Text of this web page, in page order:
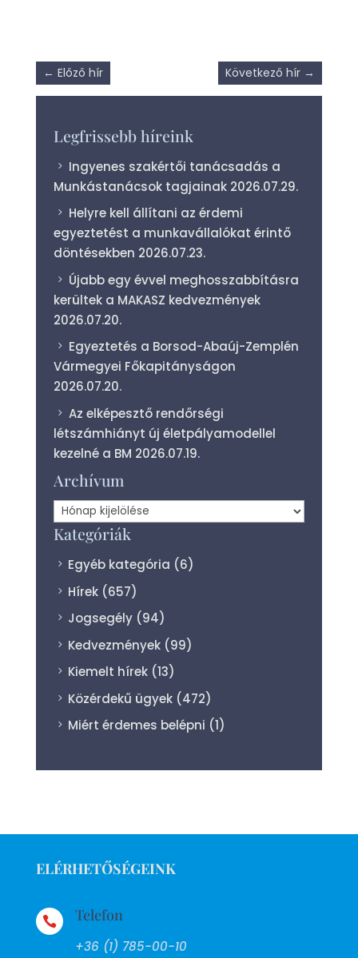
← Előző hír Következő hír →
Legfrissebb híreink
Ingyenes szakértői tanácsadás a
Munkástanácsok tagjainak 2026.07.29.
Helyre kell állítani az érdemi
egyeztetést a munkavállalókat érintő
döntésekben 2026.07.23.
Újabb egy évvel meghosszabbításra
kerültek a MAKASZ kedvezmények
2026.07.20.
Egyeztetés a Borsod-Abaúj-Zemplén
Vármegyei Főkapitányságon
2026.07.20.
Az elképesztő rendőrségi
létszámhiányt új életpályamodellel
kezelné a BM 2026.07.19.
Archívum
Archívum
Kategóriák
Egyéb kategória (6)
Hírek (657)
Jogsegély (94)
Kedvezmények (99)
Kiemelt hírek (13)
Közérdekű ügyek (472)
Miért érdemes belépni (1)
ELÉRHETŐSÉGEINK
 Telefon
+36 (1) 785-00-10